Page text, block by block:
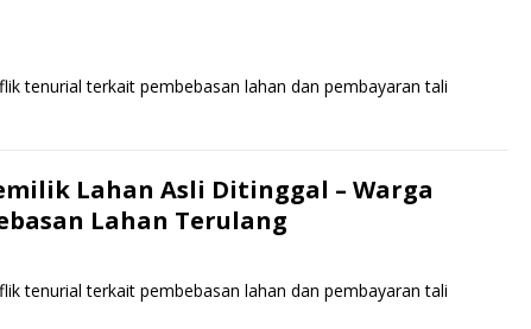
tenurial terkait pembebasan lahan dan pembayaran tali
Lahan Asli Ditinggal – Warga
Lahan Terulang
tenurial terkait pembebasan lahan dan pembayaran tali